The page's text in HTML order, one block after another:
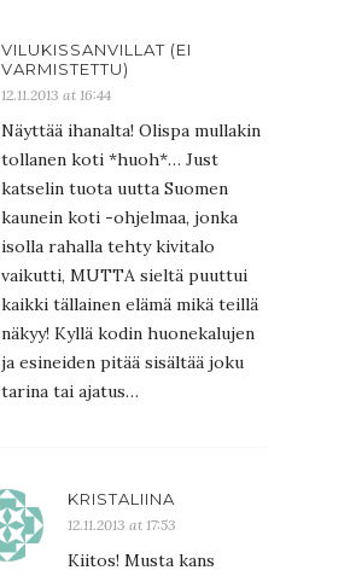
VILUKISSANVILLAT (EI
VARMISTETTU)
12.11.2013 at 16:44
Näyttää ihanalta! Olispa mullakin
tollanen koti *huoh*… Just
katselin tuota uutta Suomen
kaunein koti -ohjelmaa, jonka
isolla rahalla tehty kivitalo
vaikutti, MUTTA sieltä puuttui
kaikki tällainen elämä mikä teillä
näkyy! Kyllä kodin huonekalujen
ja esineiden pitää sisältää joku
tarina tai ajatus…
KRISTALIINA
12.11.2013 at 17:53
Kiitos! Musta kans